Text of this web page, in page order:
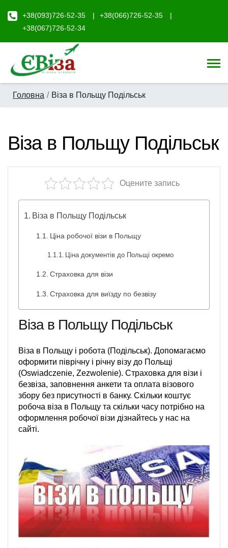
+38(093)726-52-35
+38(066)726-52-35
+38(067)726-52-34
Головна Віза в Польщу Подільськ
Віза в Польщу Подільськ
Оцените запись
Віза в Польщу Подільськ
Ціна робочої візи в Польщу
Ціна документів до Польщі окремо
Страховка для візи
Страховка для виїзду по безвізу
Віза в Польщу Подільськ
Віза в Польщу і робота (Подільськ). Допомагаємо
оформити піврічну і річну візу до Польщі
(Oswiadczenie, Zezwolenie). Страховка для візи і
безвіза, заповнення анкети та оплата візового
збору без присутності в банку. Скільки коштує
робоча віза в Польщу та скільки часу потрібно на
оформлення робочої візи дізнайтесь у нас на
сайті.